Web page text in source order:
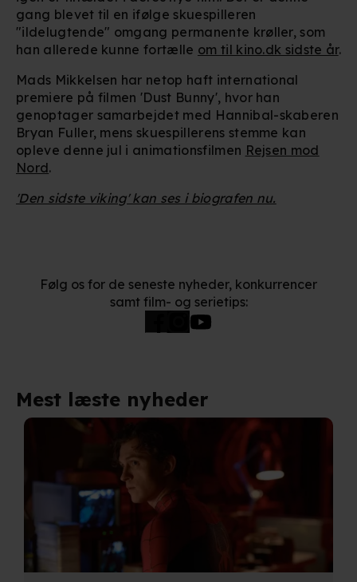
at sikre funktionalitet, generere statistik, huske dine
præferencer og til markedsføring.
Når vi anvender cookies, behandler vi kortvarigt din IP-
adresse. IP-adressen kan blive delt med vores
partnere.Du kan læse mere om vores brug af cookies og
behandling af dine personoplysninger i både vores
privatlivspolitikogcookiepolitik .
gang blevet til en ifølge skuespilleren
"ildelugtende" omgang permanente krøller, som
han allerede kunne fortælle om til kino.dk sidste år.
Mads Mikkelsen har netop haft international
premiere på filmen 'Dust Bunny', hvor han
genoptager samarbejdet med Hannibal-skaberen
Bryan Fuller, mens skuespillerens stemme kan
opleve denne jul i animationsfilmen Rejsen mod
Nord.
'Den sidste viking' kan ses i biografen nu.
Følg os for de seneste nyheder, konkurrencer
samt film- og serietips:
Mest læste nyheder